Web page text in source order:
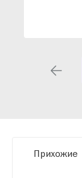
размерам.
Прихожие